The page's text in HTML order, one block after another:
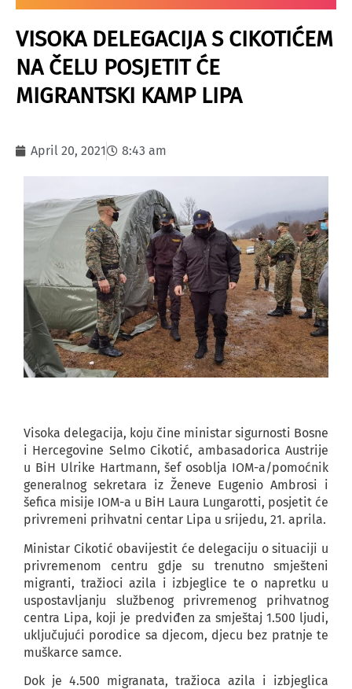
VISOKA DELEGACIJA S CIKOTIĆEM
NA ČELU POSJETIT ĆE
MIGRANTSKI KAMP LIPA
April 20, 2021 8:43 am
Visoka delegacija, koju čine ministar sigurnosti Bosne
i Hercegovine Selmo Cikotić, ambasadorica Austrije
u BiH Ulrike Hartmann, šef osoblja IOM-a/pomoćnik
generalnog sekretara iz Ženeve Eugenio Ambrosi i
šefica misije IOM-a u BiH Laura Lungarotti, posjetit će
privremeni prihvatni centar Lipa u srijedu, 21. aprila.
Ministar Cikotić obavijestit će delegaciju o situaciji u
privremenom centru gdje su trenutno smješteni
migranti, tražioci azila i izbjeglice te o napretku u
uspostavljanju službenog privremenog prihvatnog
centra Lipa, koji je predviđen za smještaj 1.500 ljudi,
uključujući porodice sa djecom, djecu bez pratnje te
muškarce samce.
Dok je 4.500 migranata, tražioca azila i izbjeglica